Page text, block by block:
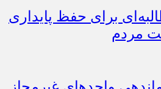
برای حفظ پایداری
مردم